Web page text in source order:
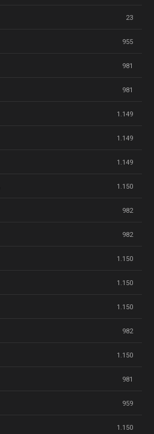
23
955
981
981
1.149
1.149
1.149
1.150
982
982
1.150
1.150
1.150
982
1.150
981
959
1.150